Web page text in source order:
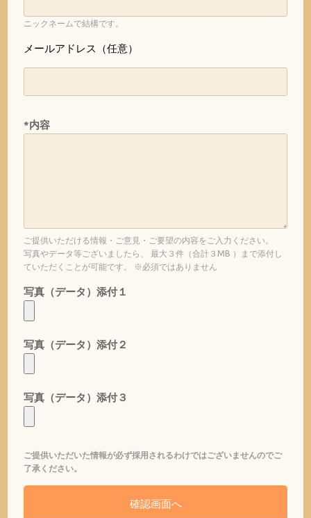
ニックネームで結構です。
メールアドレス（任意）
*内容
ご提供いただける情報・ご意見・ご要望の内容をご入力ください。
写真やデータ等ございましたら、 最大３件（合計３MB ）まで添付し
ていただくことが可能です。 ※必須ではありません
写真（データ）添付１
写真（データ）添付２
写真（データ）添付３
ご提供いただいた情報が必ず採用されるわけではございませんのでご
了承ください。